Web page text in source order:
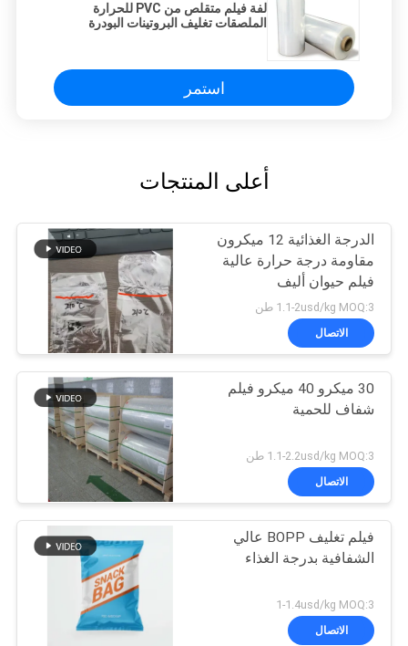
لفة فيلم متقلص من PVC للحرارة
الملصقات تغليف البروتينات البودرة
استمر
أعلى المنتجات
الدرجة الغذائية 12 ميكرون
مقاومة درجة حرارة عالية
فيلم حيوان أليف
1.1-2usd/kg MOQ:3 طن
الاتصال
30 ميكرو 40 ميكرو فيلم
شفاف للحمية
1.1-2.2usd/kg MOQ:3 طن
الاتصال
فيلم تغليف BOPP عالي
الشفافية بدرجة الغذاء
1-1.4usd/kg MOQ:3
الاتصال